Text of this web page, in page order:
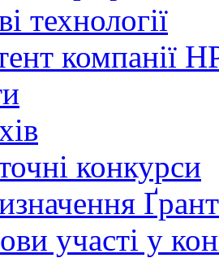
технології
компанії
конкурси
участі у